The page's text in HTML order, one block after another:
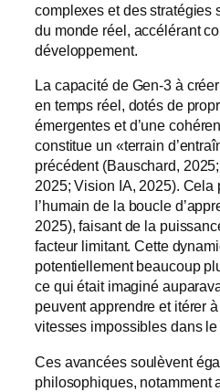
complexes et des stratégies
du monde réel, accélérant
développement.
La capacité de Gen-3 à
en temps réel, dotés de
émergentes et d’une
constitue un «terrain
précédent (Bauschard,
2025; Vision IA, 2025). Cela
l’humain de la boucle
2025), faisant de la
facteur limitant. Cette
potentiellement beaucoup
ce qui était imaginé
peuvent apprendre et itérer
vitesses impossibles dans
Ces avancées soulèvent
philosophiques, notamment